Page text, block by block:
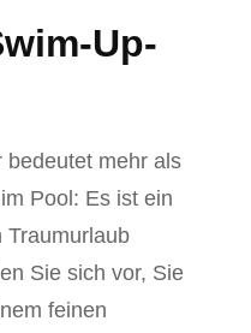
Up-
bedeutet mehr als
Pool: Es ist ein
Traumurlaub
Sie sich vor, Sie
feinen